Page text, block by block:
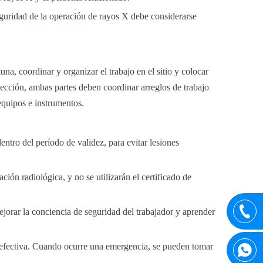
de la operación de rayos X debe considerarse
coordinar y organizar el trabajo en el sitio y colocar
ambas partes deben coordinar arreglos de trabajo
e instrumentos.
del período de validez, para evitar lesiones
radiológica, y no se utilizarán el certificado de
la conciencia de seguridad del trabajador y aprender
Cuando ocurre una emergencia, se pueden tomar